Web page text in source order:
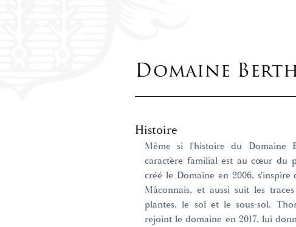
Domaine
Histoire
Même si l'histoire du Domaine
caractère familial est au cœur du
créé le Domaine en 2006,
Mâconnais, et aussi suit les
plantes, le sol et le sous-sol.
rejoint le domaine en 2017, lui